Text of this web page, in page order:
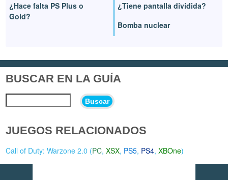
¿Hace falta PS Plus o
Gold?
¿Tiene pantalla dividida?
Bomba nuclear
BUSCAR EN LA GUÍA
Buscar
JUEGOS RELACIONADOS
Call of Duty: Warzone 2.0 (PC,XSX, PS5, PS4,XBOne)